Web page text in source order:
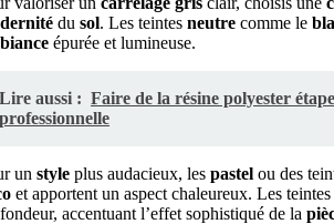
du sol. Les teintes neutre comme le
épurée et lumineuse.
Lire aussi : Faire de la résine polyester
professionnelle
un style plus audacieux, les pastel ou des
et apportent un aspect chaleureux. Les
accentuant l’effet sophistiqué de la